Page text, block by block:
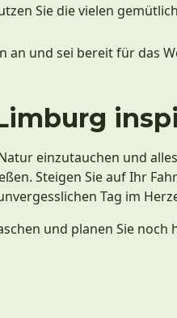
Sie die vielen
an und sei bereit für das
einzutauchen und
Steigen Sie auf Ihr
Tag im
und planen Sie noch